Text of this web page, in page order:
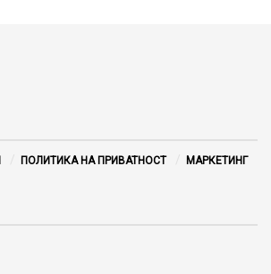
ПОЛИТИКА НА ПРИВАТНОСТ
МАРКЕТИНГ